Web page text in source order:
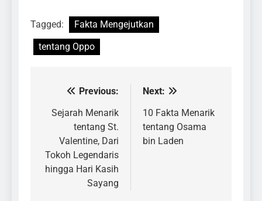
Tagged:
Fakta Mengejutkan
tentang Oppo
Navigasi
pos
Previous:
Sejarah Menarik
tentang St.
Valentine, Dari
Tokoh Legendaris
hingga Hari Kasih
Sayang
Next:
10 Fakta Menarik
tentang Osama
bin Laden